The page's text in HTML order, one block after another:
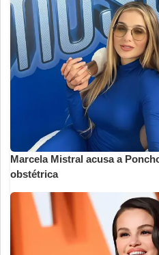
Marcela Mistral acusa a
obstétrica